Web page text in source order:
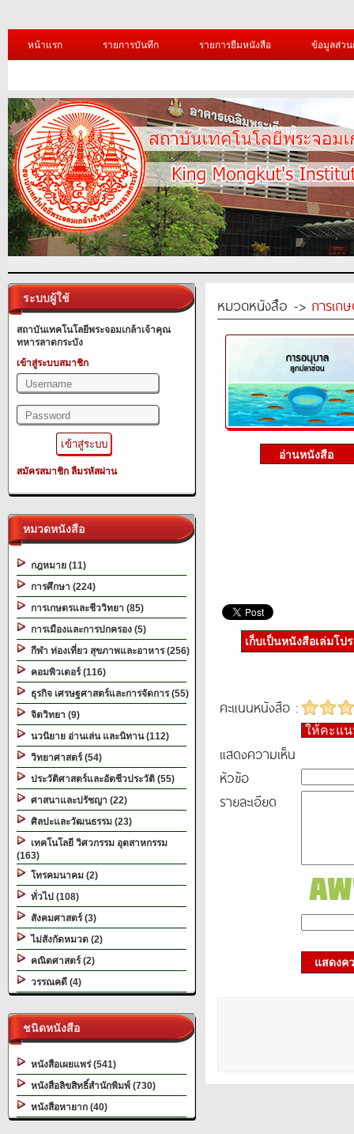
หน้าแรก รายการบันทึก รายการยืมหนังสือ ข้อมูลส่ว
ระบบผู้ใช้
สถาบันเทคโนโลยีพระจอมเกล้าเจ้าคุณ
ทหารลาดกระบัง
เข้าสู่ระบบสมาชิก
สมัครสมาชิก ลืมรหัสผ่าน
หมวดหนังสือ
กฎหมาย (11)
การศึกษา (224)
การเกษตรและชีววิทยา (85)
การเมืองและการปกครอง (5)
กีฬา ท่องเที่ยว สุขภาพและอาหาร (256)
คอมพิวเตอร์ (116)
ธุรกิจ เศรษฐศาสตร์และการจัดการ (55)
จิตวิทยา (9)
นวนิยาย อ่านเล่น และนิทาน (112)
วิทยาศาสตร์ (54)
ประวัติศาสตร์และอัตชีวประวัติ (55)
ศาสนาและปรัชญา (22)
ศิลปะและวัฒนธรรม (23)
เทคโนโลยี วิศวกรรม อุตสาหกรรม
(163)
โทรคมนาคม (2)
ทั่วไป (108)
สังคมศาสตร์ (3)
ไม่สังกัดหมวด (2)
คณิตศาสตร์ (2)
วรรณคดี (4)
ชนิดหนังสือ
หนังสือเผยแพร่ (541)
หนังสือลิขสิทธิ์สำนักพิมพ์ (730)
หนังสือหายาก (40)
หมวดหนังสือ -> การเก
เก็บเป็นหนังสือเล่มโป
คะแนนหนังสือ :
ให้คะแ
แสดงความเห็น
หัวข้อ
รายละเอียด
แสดงค